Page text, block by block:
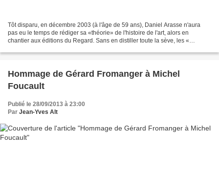
Tôt disparu, en décembre 2003 (à l'âge de 59 ans), Daniel Arasse n'aura
pas eu le temps de rédiger sa «théorie» de l'histoire de l'art, alors en
chantier aux éditions du Regard. Sans en distiller toute la sève, les «
Hommage de Gérard Fromanger à Michel
Foucault
Publié le 28/09/2013 à 23:00
Par Jean-Yves Alt